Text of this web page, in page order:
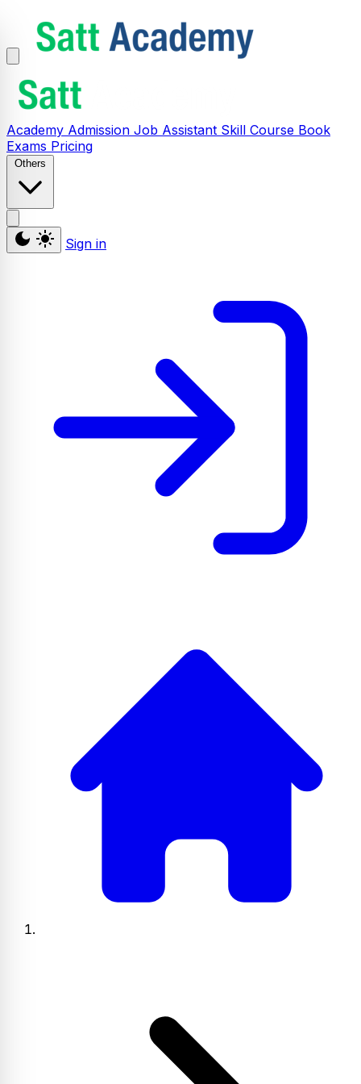
Academy Admission Job Assistant Skill Course Book
Exams Pricing
Others
Sign in